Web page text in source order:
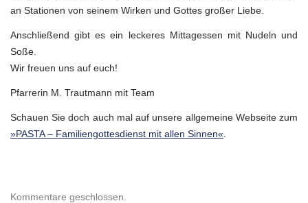
an Stationen von seinem Wirken und Gottes großer Liebe.
Anschließend gibt es ein leckeres Mittagessen mit Nudeln und
Soße.
Wir freuen uns auf euch!
Pfarrerin M. Trautmann mit Team
Schauen Sie doch auch mal auf unsere allgemeine Webseite zum
»PASTA – Familiengottesdienst mit allen Sinnen«
Kommentare geschlossen.